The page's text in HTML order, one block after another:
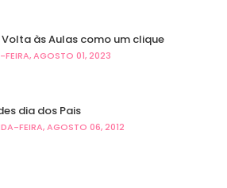
às Aulas como um clique
FEIRA, AGOSTO 01, 2023
dia dos Pais
FEIRA, AGOSTO 06, 2012